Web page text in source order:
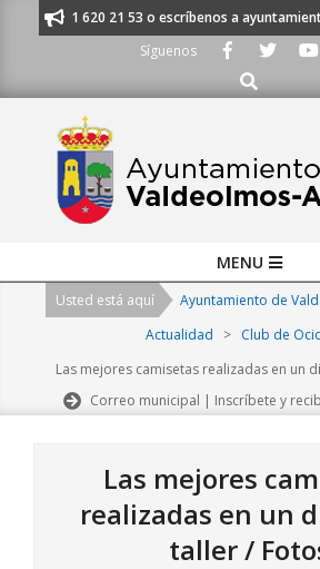
al 91 620 21 53 o escríbenos a
Síguenos
Buscar
Navigation
MENU
Usted está aquí Ayuntamiento de
Actualidad
> Club de
Las mejores camisetas realizadas en un
Correo municipal | Inscríbete y
Las mejores
realizadas en un
taller /